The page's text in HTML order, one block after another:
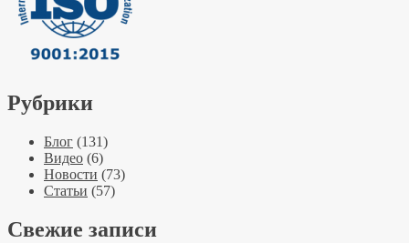
Рубрики
Блог (131)
Видео (6)
Новости (73)
Статьи (57)
Свежие записи